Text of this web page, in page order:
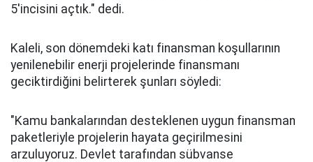
5'incisini açtık." dedi.
Kaleli, son dönemdeki katı finansman koşullarının
yenilenebilir enerji projelerinde finansmanı
geciktirdiğini belirterek şunları söyledi:
"Kamu bankalarından desteklenen uygun finansman
paketleriyle projelerin hayata geçirilmesini
arzuluyoruz. Devlet tarafından sübvanse